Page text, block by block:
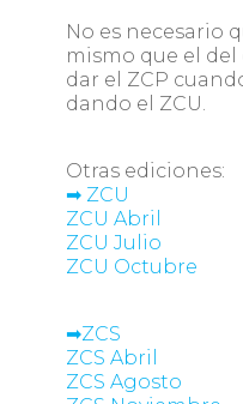
No es necesario
mismo que el del
dar el ZCP
dando el ZCU.
‍Otras ediciones:
➡ ZCU
ZCU Abril
ZCU Julio
ZCU Octubre
➡ZCS
ZCS Abril
ZCS Agosto